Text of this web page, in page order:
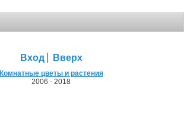
Вход Вверх
Комнатные цветы и растения
2006 - 2018